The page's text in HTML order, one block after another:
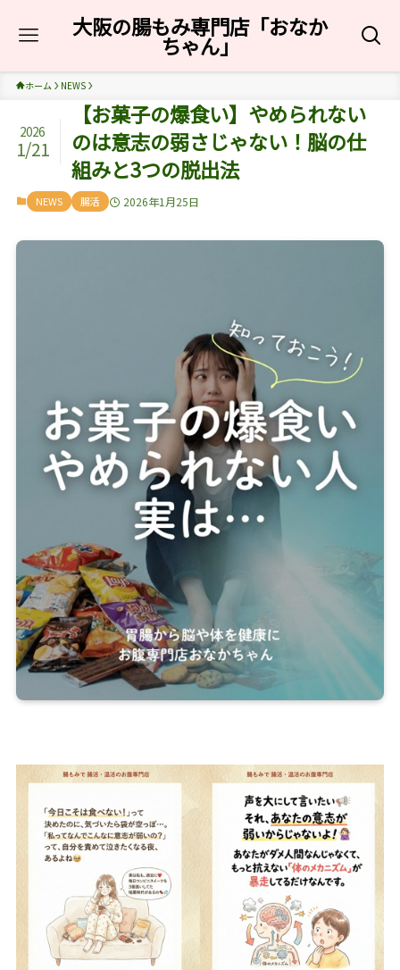
大阪の腸もみ専門店「おなか
ちゃん」
ホーム NEWS
【お菓子の爆食い】やめられない
のは意志の弱さじゃない！脳の仕
組みと3つの脱出法
2026
1/21
NEWS 腸活 2026年1月25日